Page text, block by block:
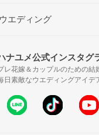
エディング
ナユメ公式インスタグ
レ花嫁＆カップルのための結
日素敵なウエディングアイ